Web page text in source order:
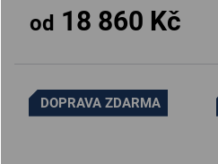
od 18 860 Kč
DOPRAVA ZDARMA